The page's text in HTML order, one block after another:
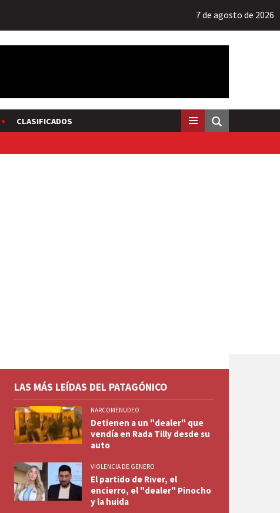
7 de agosto de 2026
CLASIFICADOS
LAS MÁS LEÍDAS DEL PATAGÓNICO
NARCOMENUDEO
Detienen a un "dealer" que
vendía en Rada Tilly desde su
auto
VIOLENCIA DE GENERO
El partido de River, el
encierro, el "dealer" Pinocho
y la huida